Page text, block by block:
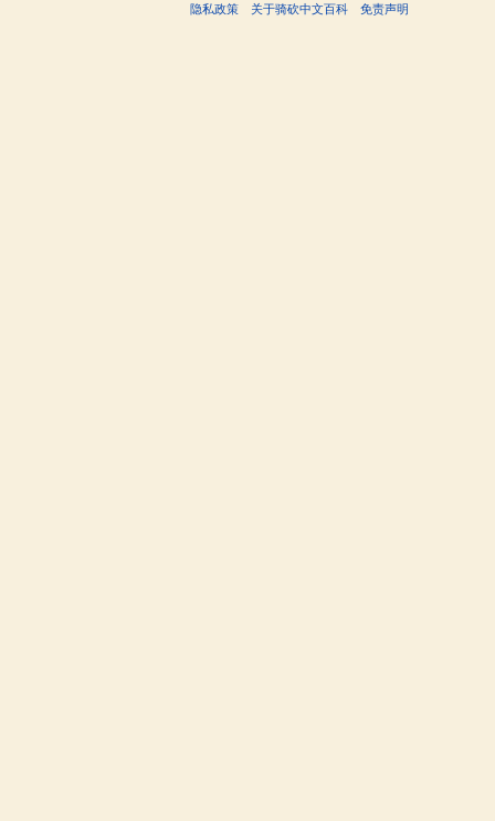
隐私政策 关于骑砍中文百科 免责声明